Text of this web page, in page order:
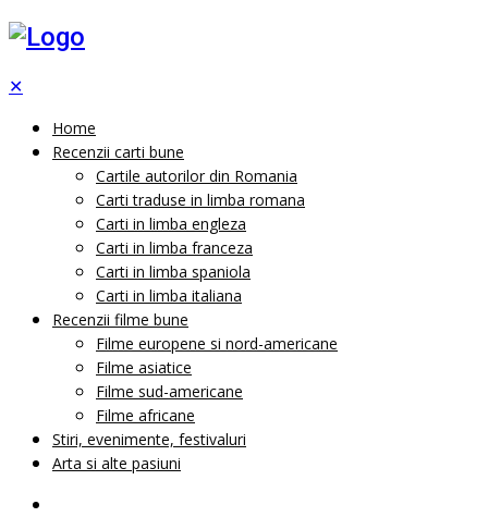
✕
Home
Recenzii carti bune
Cartile autorilor din Romania
Carti traduse in limba romana
Carti in limba engleza
Carti in limba franceza
Carti in limba spaniola
Carti in limba italiana
Recenzii filme bune
Filme europene si nord-americane
Filme asiatice
Filme sud-americane
Filme africane
Stiri, evenimente, festivaluri
Arta si alte pasiuni